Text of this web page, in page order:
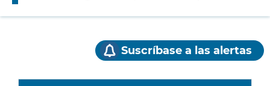
Suscríbase a las alertas